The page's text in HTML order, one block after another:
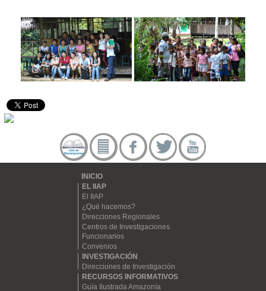
INICIO
EL IIAP
El IIAP
¿Qué hacemos?
Direcciones Regionales
Centros de Investigaciones
Funcionarios
Convenios
INVESTIGACIÓN
Direcciones de Investigación
RECURSOS INFORMATIVOS
Guía Ilustrada Amazonía